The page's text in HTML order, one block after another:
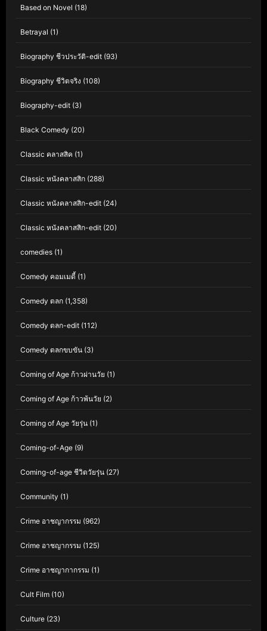
Based on Novel (18)
Betrayal (1)
Biography ชีวประวัติ-edit (93)
Biography ชีวิตจริง (108)
Biography-edit (3)
Black Comedy (20)
Classic คลาสสิค (1)
Classic หนังคลาสสิก (288)
Classic หนังคลาสสิก-edit (24)
Classic หนังคลาสสิก-edit (20)
comedies (1)
Comedy คอมเมดี้ (1)
Comedy ตลก (1,358)
Comedy ตลก-edit (112)
Comedy ตลกขบขัน (3)
Coming of Age ก้าวผ่านวัย (1)
Coming of Age ก้าวพ้นวัย (2)
Coming of Age วัยรุ่น (1)
Coming-of-Age (9)
Coming-of-age ชีวิตวัยรุ่น (27)
Community (1)
Crime อาชญากรรม (962)
Crime อาชญากรรม (125)
Crime อาชญากากรรม (1)
Cult Film (10)
Culture (23)